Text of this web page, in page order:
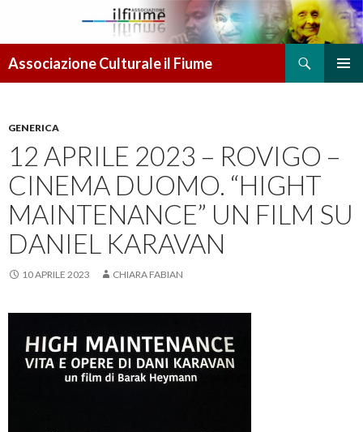
Associazione Culturale il Fiume
GENERICA
12 APRILE 2023 – ROVIGO –
CINEMA DUOMO. “HIGHT
MAINTENANCE” UN FILM SU
DANIEL KARAVAN
10 APRILE 2023 CHIARA FABIAN